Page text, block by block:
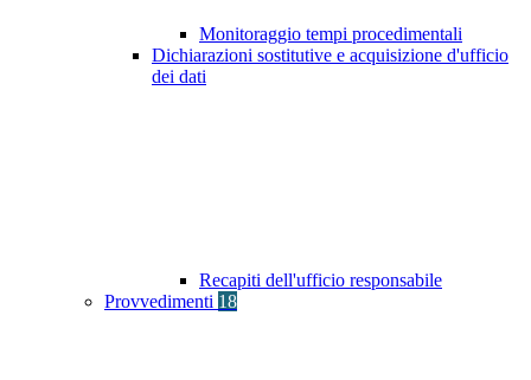
Monitoraggio tempi procedimentali
Dichiarazioni sostitutive e acquisizione d'ufficio
dei dati
Recapiti dell'ufficio responsabile
Provvedimenti 18